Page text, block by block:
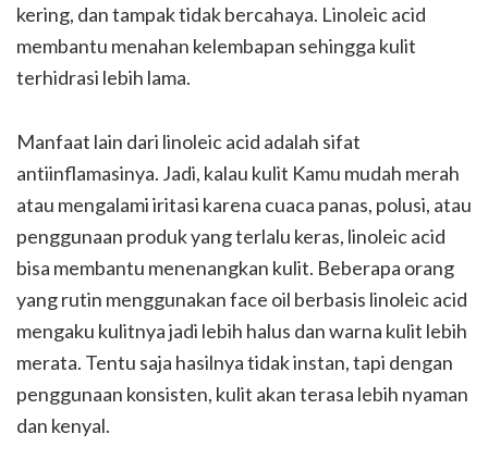
kering, dan tampak tidak bercahaya. Linoleic acid
membantu menahan kelembapan sehingga kulit
terhidrasi lebih lama.
Manfaat lain dari linoleic acid adalah sifat
antiinflamasinya. Jadi, kalau kulit Kamu mudah merah
atau mengalami iritasi karena cuaca panas, polusi, atau
penggunaan produk yang terlalu keras, linoleic acid
bisa membantu menenangkan kulit. Beberapa orang
yang rutin menggunakan face oil berbasis linoleic acid
mengaku kulitnya jadi lebih halus dan warna kulit lebih
merata. Tentu saja hasilnya tidak instan, tapi dengan
penggunaan konsisten, kulit akan terasa lebih nyaman
dan kenyal.